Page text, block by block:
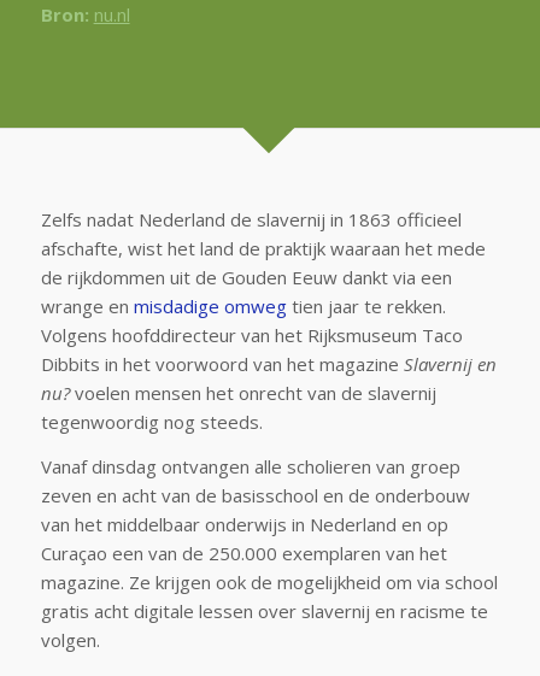
Bron: nu.nl
Zelfs nadat Nederland de slavernij in 1863 officieel
afschafte, wist het land de praktijk waaraan het mede
de rijkdommen uit de Gouden Eeuw dankt via een
wrange en misdadige omwegtien jaar te rekken.
Volgens hoofddirecteur van het Rijksmuseum Taco
Dibbits in het voorwoord van het magazine Slavernij en
nu?voelen mensen het onrecht van de slavernij
tegenwoordig nog steeds.
Vanaf dinsdag ontvangen alle scholieren van groep
zeven en acht van de basisschool en de onderbouw
van het middelbaar onderwijs in Nederland en op
Curaçao een van de 250.000 exemplaren van het
magazine. Ze krijgen ook de mogelijkheid om via school
gratis acht digitale lessen over slavernij en racisme te
volgen.